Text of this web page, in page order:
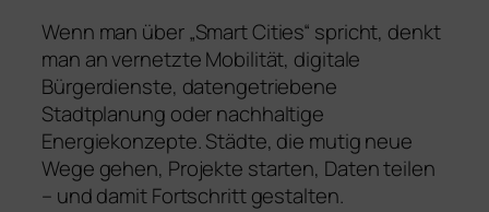
Wenn man über „Smart Cities“ spricht, denkt
man an vernetzte Mobilität, digitale
Bürgerdienste, datengetriebene
Stadtplanung oder nachhaltige
Energiekonzepte. Städte, die mutig neue
Wege gehen, Projekte starten, Daten teilen
– und damit Fortschritt gestalten.